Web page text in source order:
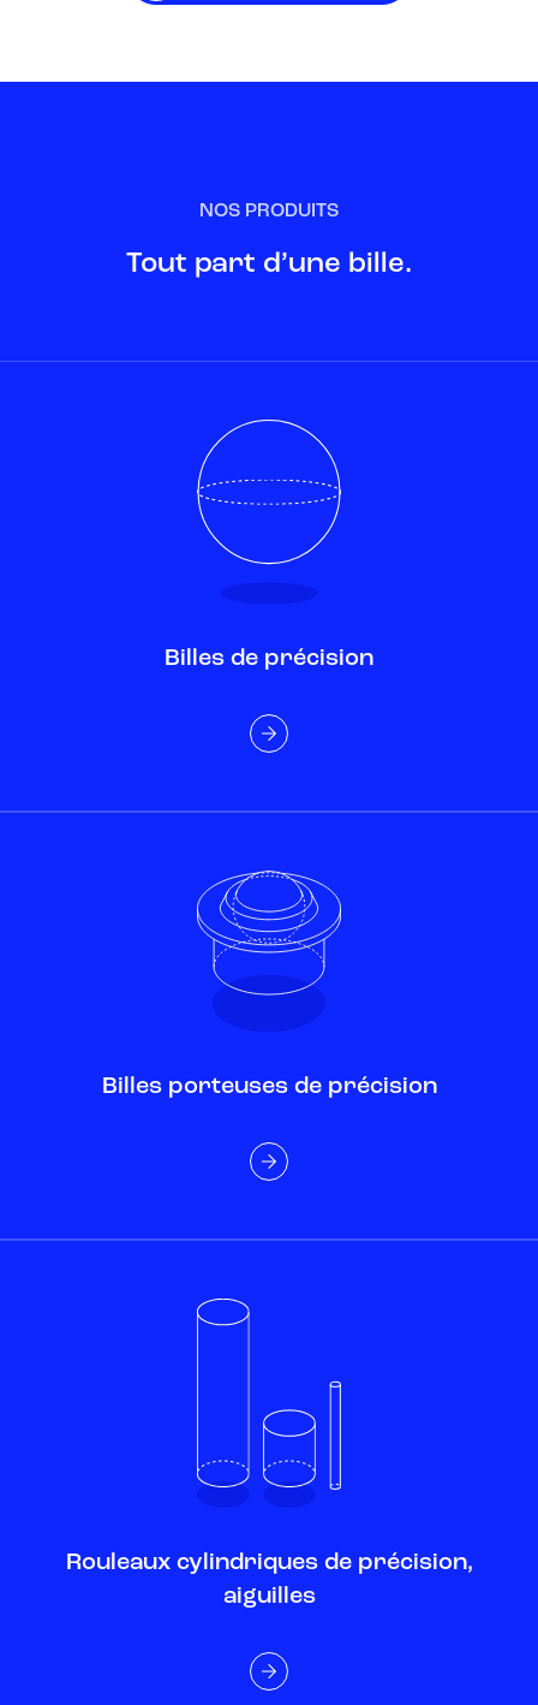
NOS PRODUITS
Tout part d’une bille.
Billes de précision
Billes porteuses de précision
Rouleaux cylindriques de précision,
aiguilles